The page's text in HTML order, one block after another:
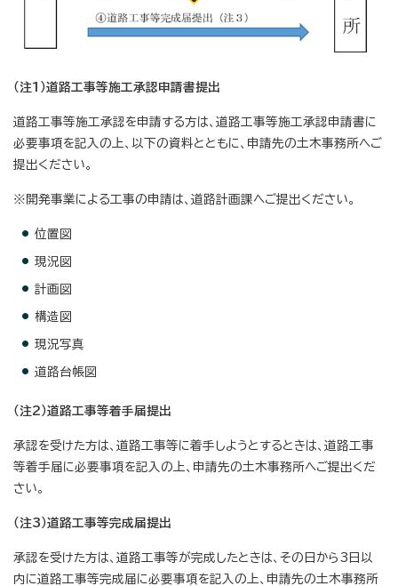
（注1）道路工事等施工承認申請書提出
道路工事等施工承認を申請する方は、道路工事等施工承認申請書に
必要事項を記入の上、以下の資料とともに、申請先の土木事務所へご
提出ください。
※開発事業による工事の申請は、道路計画課へご提出ください。
位置図
現況図
計画図
構造図
現況写真
道路台帳図
（注2）道路工事等着手届提出
承認を受けた方は、道路工事等に着手しようとするときは、道路工事
等着手届に必要事項を記入の上、申請先の土木事務所へご提出くだ
さい。
（注3）道路工事等完成届提出
承認を受けた方は、道路工事等が完成したときは、その日から3日以
内に道路工事等完成届に必要事項を記入の上、申請先の土木事務所